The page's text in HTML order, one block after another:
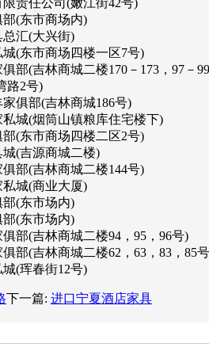
责任公司(嫩江街42号)
(东市商场内)
总汇(大兴街)
(东市商场四楼一区7号)
部(吉林商城二楼170－173，97－
路2号)
俱部(吉林商城186号)
城(烟筒山镇粮库住宅楼下)
(东市商场四楼二区2号)
(吉源商城二楼)
部(吉林商城二楼144号)
城(商业大厦)
(东市场内)
(东市场内)
部(吉林商城二楼94，95，96号)
部(吉林商城二楼62，63，83，85
(珲春街12号)
下一篇: 进口宁夏酒店家具